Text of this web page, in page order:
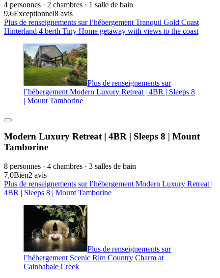
4 personnes · 2 chambres · 1 salle de bain
9,6Exceptionnel8 avis
Plus de renseignements sur l’hébergement Tranquil Gold Coast
Hinterland 4 berth Tiny Home getaway with views to the coast
Plus de renseignements sur
l’hébergement Modern Luxury Retreat | 4BR | Sleeps 8
| Mount Tamborine
Modern Luxury Retreat | 4BR | Sleeps 8 | Mount
Tamborine
8 personnes · 4 chambres · 3 salles de bain
7,0Bien2 avis
Plus de renseignements sur l’hébergement Modern Luxury Retreat |
4BR | Sleeps 8 | Mount Tamborine
Plus de renseignements sur
l’hébergement Scenic Rim Country Charm at
Cainbabale Creek